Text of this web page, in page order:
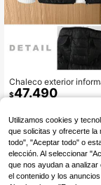
Chaleco exterior
e holgado y capucha
a niños pequeños,
pleaños en las
vera, verano, otoño e
$47.490
Utilizamos cookies y
que solicitas y ofrecerte la
todo", "Aceptar todo" o
elección. Al seleccionar
que nos ayudan a
el contenido y los